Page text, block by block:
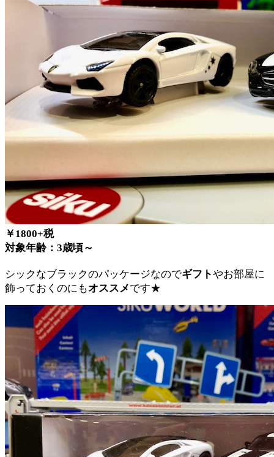
￥1800+税
対象年齢：3歳頃～
シックなブラックのパッケージなのでギフトやお部屋に
飾っておくのにもオススメです★